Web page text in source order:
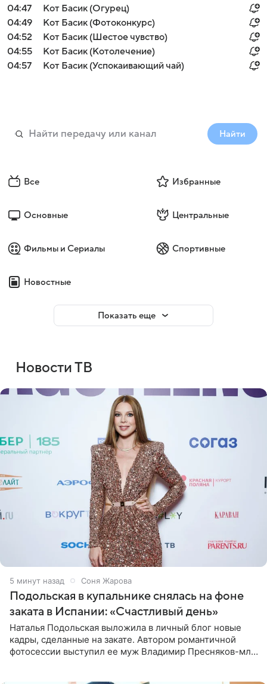
04:47
Кот Басик (Огурец)
04:49
Кот Басик (Фотоконкурс)
04:52
Кот Басик (Шестое чувство)
04:55
Кот Басик (Котолечение)
04:57
Кот Басик (Успокаивающий чай)
Найти
Все Избранные
Основные Центральные
Фильмы и Сериалы Спортивные
Новостные
Показать еще
Новости ТВ
5 минут назад Соня Жарова
Подольская в купальнике снялась на фоне
заката в Испании: «Счастливый день»
Наталья Подольская выложила в личный блог новые
кадры, сделанные на закате. Автором романтичной
фотосессии выступил ее муж Владимир Пресняков-мл.